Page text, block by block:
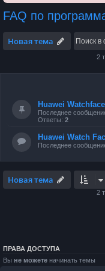
FAQ по
Новая тема
2
Huawei
Последнее
Ответы: 2
Huawei Watch
Последнее
Новая тема
2
ПРАВА ДОСТУПА
Вы не можете начинать темы